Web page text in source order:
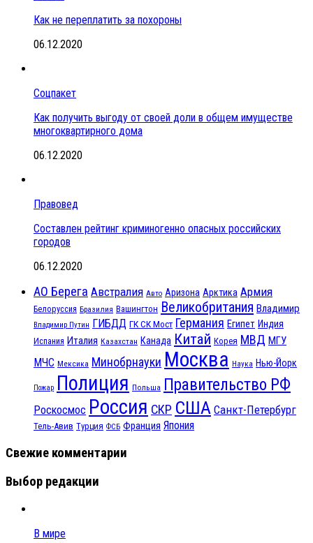
Как не переплатить за похороны
06.12.2020
Соцпакет
Как получить выгоду от своей доли в общем имуществе
многоквартирного дома
06.12.2020
Правовед
Составлен рейтинг криминогенно опасных российских
городов
06.12.2020
АО Берега Австралия Авто Аризона Арктика Армия
Белоруссия Бразилия Вашингтон Великобритания Владимир
Владимир Путин ГИБДД ГК СК Мост Германия Египет Индия
Испания Италия Казахстан Канада Китай Корея МВД МГУ
МЧС Мексика Минобрнауки Москва Наука Нью-Йорк
Пожар Полиция Польша Правительство РФ
Роскосмос Россия СКР США Санкт-Петербург
Тель-Авив Турция ФСБ Франция Япония
Свежие комментарии
Выбор редакции
В мире